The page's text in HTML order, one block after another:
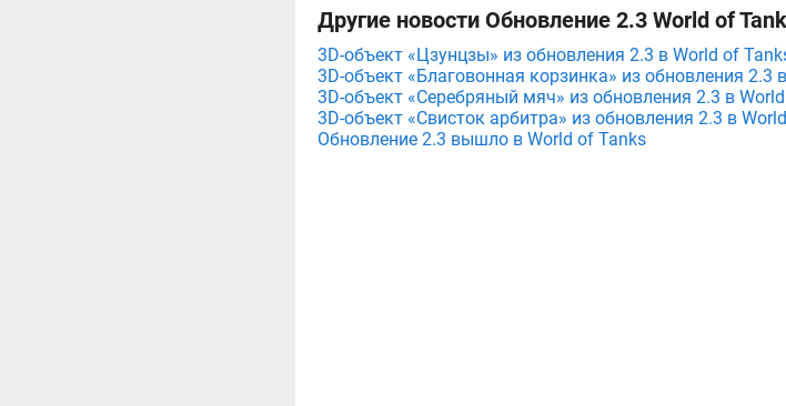
Другие новости Обновление 2.3 World of
3D-объект «Цзунцзы» из обновления 2.3 в World of
3D-объект «Благовонная корзинка» из обновления 2.3
3D-объект «Серебряный мяч» из обновления 2.3 в
3D-объект «Свисток арбитра» из обновления 2.3 в
Обновление 2.3 вышло в World of Tanks